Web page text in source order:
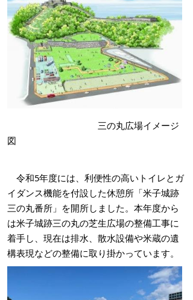
三の丸広場イメージ
図
令和5年度には、 利便性の高いトイレとガ
イダンス機能を付設した休憩所「米子城跡
三の丸番所」を開所しました。本年度から
は米子城跡三の丸の芝生広場の整備工事に
着手し、現在は排水、散水設備や米蔵の遺
構表現などの整備に取り掛かっています。